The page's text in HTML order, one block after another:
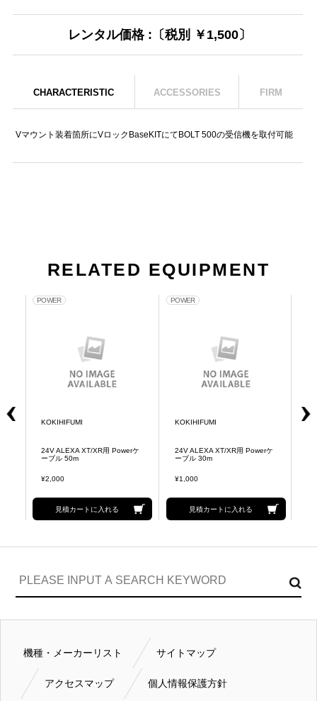
レンタル価格 :〔税別 ￥1,500〕
CHARACTERISTIC ACCESSORIES FIRM
Vマウント装着箇所にVロックBaseKITにてBOLT 500の受信機を取付可能
RELATED EQUIPMENT
POWER
KOKIHIFUMI
24V ALEXA XT/XR用 Powerケ
ーブル 50m
¥2,000
見積カートに入れる
POWER
KOKIHIFUMI
24V ALEXA XT/XR用 Powerケ
ーブル 30m
¥1,000
見積カートに入れる
機種・メーカーリスト サイトマップ
アクセスマップ 個人情報保護方針